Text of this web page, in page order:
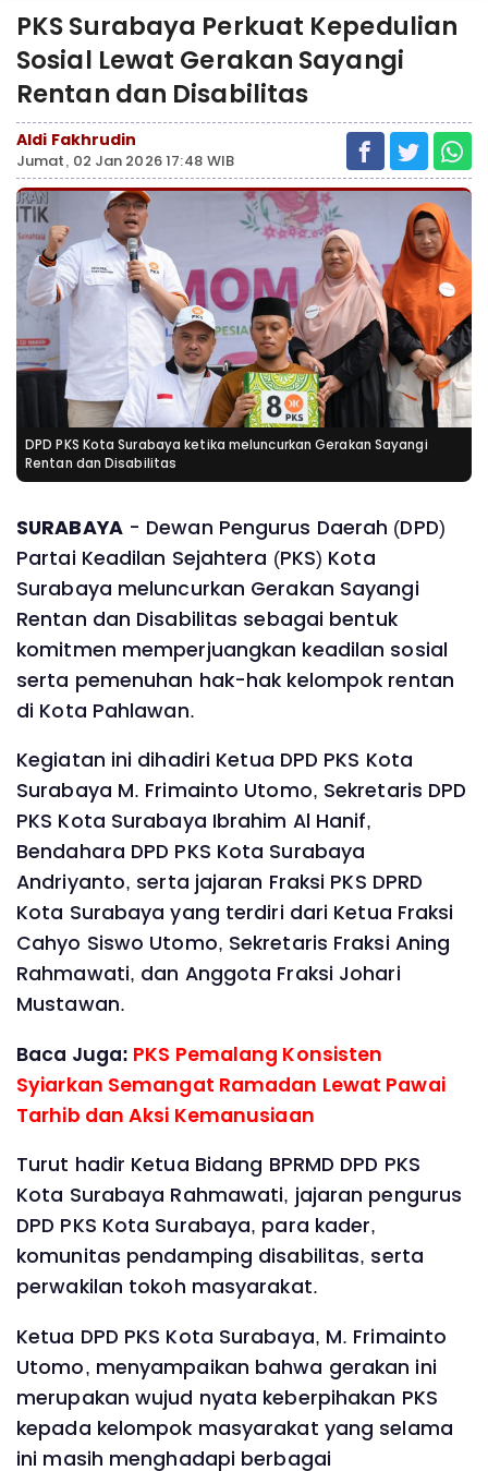
PKS Surabaya Perkuat Kepedulian
Sosial Lewat Gerakan Sayangi
Rentan dan Disabilitas ‎
Aldi Fakhrudin
Jumat, 02 Jan 2026 17:48 WIB
DPD PKS Kota Surabaya ketika meluncurkan Gerakan Sayangi
Rentan dan Disabilitas
‎SURABAYA- Dewan Pengurus Daerah (DPD)
Partai Keadilan Sejahtera (PKS) Kota
Surabaya meluncurkan Gerakan Sayangi
Rentan dan Disabilitas sebagai bentuk
komitmen memperjuangkan keadilan sosial
serta pemenuhan hak-hak kelompok rentan
di Kota Pahlawan.
‎‎Kegiatan ini dihadiri Ketua DPD PKS Kota
Surabaya M. Frimainto Utomo, Sekretaris DPD
PKS Kota Surabaya Ibrahim Al Hanif,
Bendahara DPD PKS Kota Surabaya
Andriyanto, serta jajaran Fraksi PKS DPRD
Kota Surabaya yang terdiri dari Ketua Fraksi
Cahyo Siswo Utomo, Sekretaris Fraksi Aning
Rahmawati, dan Anggota Fraksi Johari
Mustawan.
Baca Juga: PKS Pemalang Konsisten
Syiarkan Semangat Ramadan Lewat Pawai
Tarhib dan Aksi Kemanusiaan
‎Turut hadir Ketua Bidang BPRMD DPD PKS
Kota Surabaya Rahmawati, jajaran pengurus
DPD PKS Kota Surabaya, para kader,
komunitas pendamping disabilitas, serta
perwakilan tokoh masyarakat.
‎Ketua DPD PKS Kota Surabaya, M. Frimainto
Utomo, menyampaikan bahwa gerakan ini
merupakan wujud nyata keberpihakan PKS
kepada kelompok masyarakat yang selama
ini masih menghadapi berbagai